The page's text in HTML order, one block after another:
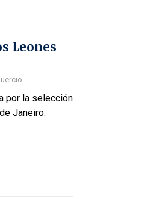
Leones
por la selección
Janeiro.